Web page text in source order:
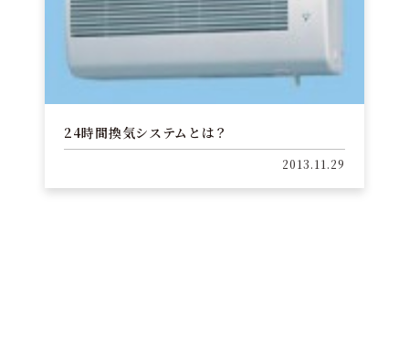
24時間換気システムとは？
2013.11.29